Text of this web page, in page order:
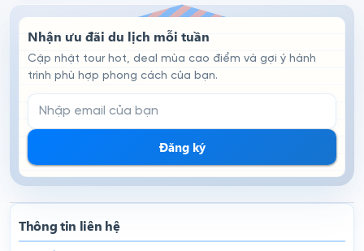
Nhận ưu đãi du lịch mỗi tuần
Cập nhật tour hot, deal mùa cao điểm và gợi ý hành
trình phù hợp phong cách của bạn.
Email đăng ký nhận tin
Đăng ký
Thông tin liên hệ